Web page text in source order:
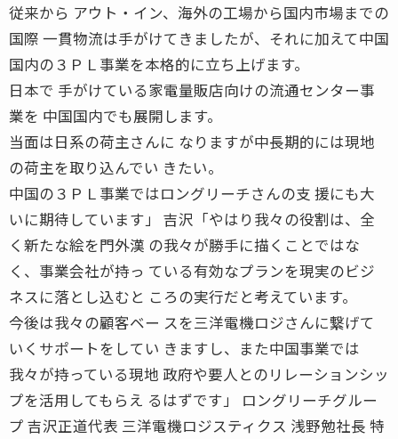
従来から アウト・イン、海外の工場から国内市場までの
国際 一貫物流は手がけてきましたが、それに加えて中国
国内の３ＰＬ事業を本格的に立ち上げます。
日本で 手がけている家電量販店向けの流通センター事
業を 中国国内でも展開します。
当面は日系の荷主さんに なりますが中長期的には現地
の荷主を取り込んでい きたい。
中国の３ＰＬ事業ではロングリーチさんの支 援にも大
いに期待しています」 吉沢「やはり我々の役割は、全
く新たな絵を門外漢 の我々が勝手に描くことではな
く、事業会社が持っ ている有効なプランを現実のビジ
ネスに落とし込むと ころの実行だと考えています。
今後は我々の顧客ベー スを三洋電機ロジさんに繋げて
いくサポートをしてい きますし、また中国事業では
我々が持っている現地 政府や要人とのリレーションシッ
プを活用してもらえ るはずです」 ロングリーチグルー
プ 吉沢正道代表 三洋電機ロジスティクス 浅野勉社長 特